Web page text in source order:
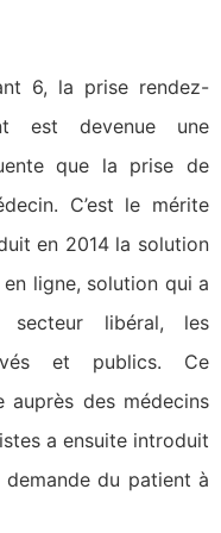
6, la prise rendez-
est devenue une
que la prise de
C’est le mérite
en 2014 la solution
ligne, solution qui a
secteur libéral, les
et publics. Ce
auprès des médecins
a ensuite introduit
demande du patient à